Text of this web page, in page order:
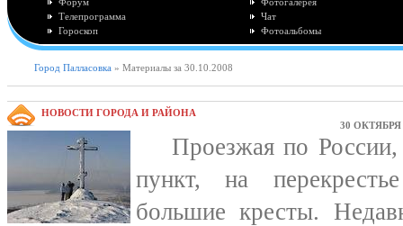
Телепрограмма
Гороскоп
Чат
Фотоальбомы
Город Палласовка » Материалы за 30.10.2008
НОВОСТИ ГОРОДА И РАЙОНА
30 ОКТЯБРЯ
Проезжая по России,
пункт, на
большие кресты.